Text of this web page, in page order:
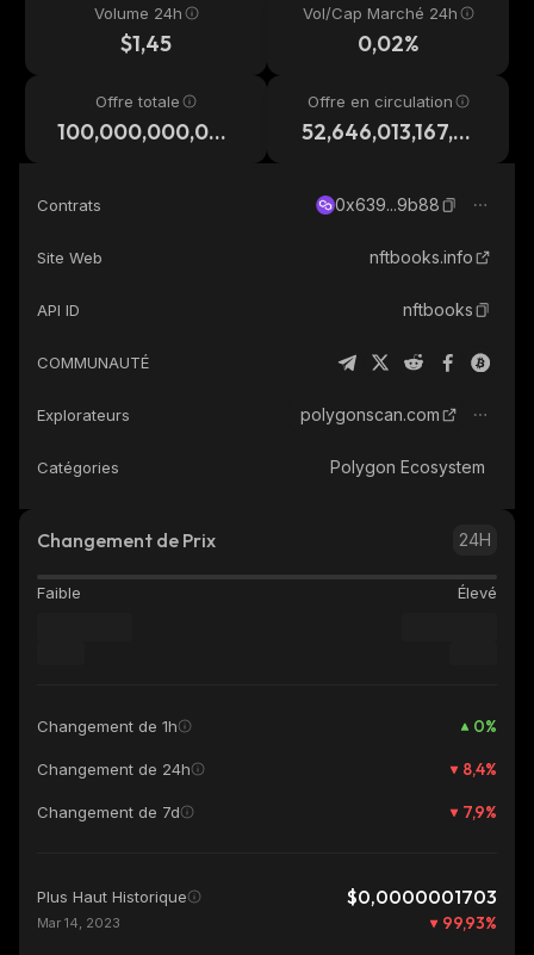
Volume 24h
$1,45
Vol/Cap Marché 24h
0,02%
Offre totale
100,000,000,00
Offre en circulation
52,646,013,167,99
Contrats 0x639...9b88
Site Web nftbooks.info
API ID nftbooks
COMMUNAUTÉ
Explorateurs polygonscan.com
Catégories Polygon Ecosystem
Changement de Prix 24H
Faible Élevé
Changement de 1h 0%
Changement de 24h 8,4%
Changement de 7d 7,9%
Plus Haut Historique $0,0000001703
Mar 14, 2023 99,93%